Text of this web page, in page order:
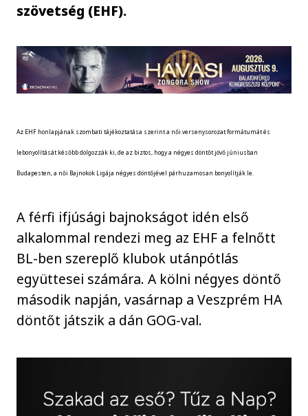
szövetség (EHF).
Az EHF honlapjának szombati tájékoztatása szerint a női versenysorozat formátumát és
lebonyolítását később dolgozzák ki, de az biztos, hogy a négyes döntőt jövő júniusban
Budapesten, a női Bajnokok Ligája négyes döntőjével párhuzamosan bonyolítják le.
A férfi ifjúsági bajnokságot idén első
alkalommal rendezi meg az EHF a felnőtt
BL-ben szereplő klubok utánpótlás
együttesei számára. A kölni négyes döntő
második napján, vasárnap a Veszprém HA
döntőt játszik a dán GOG-val.